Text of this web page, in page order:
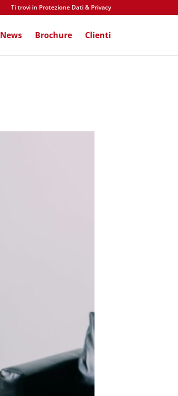
Ti trovi in Protezione Dati & Privacy
News Brochure Clienti